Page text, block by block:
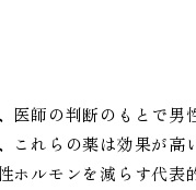
医師の判断のもとで
これらの薬は効果が
ルモンを減らす代表